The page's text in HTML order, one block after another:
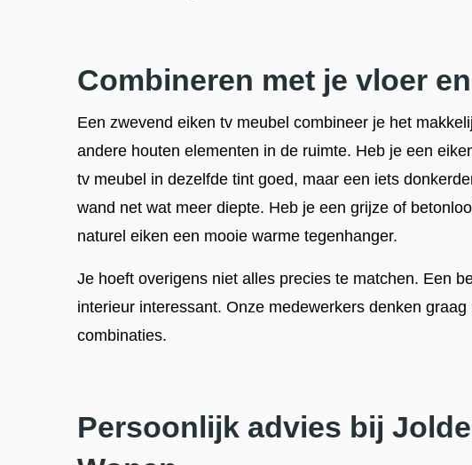
Combineren met je vloer
Een zwevend eiken tv meubel combineer je het
andere houten elementen in de ruimte. Heb je een
tv meubel in dezelfde tint goed, maar een iets
wand net wat meer diepte. Heb je een grijze of
naturel eiken een mooie warme tegenhanger.
Je hoeft overigens niet alles precies te matchen. Een
interieur interessant. Onze medewerkers denken
combinaties.
Persoonlijk advies bij